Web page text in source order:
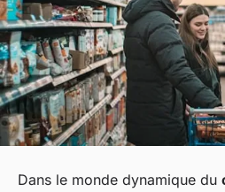
Dans le monde dynamique du